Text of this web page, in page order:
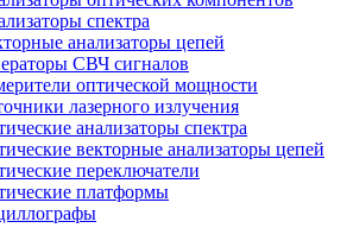
спектра
анализаторы цепей
СВЧ сигналов
оптической мощности
лазерного излучения
анализаторы спектра
векторные анализаторы цепей
переключатели
платформы